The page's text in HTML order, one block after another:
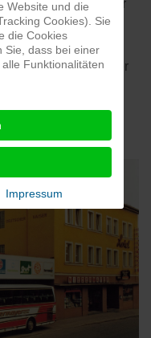
Niedermayer sogar
Staatsbürgerschaft.
Landesverband
war er ein wertvoller
nachfolgende
Branche.
Website und die
Cookies). Sie
die Cookies
Sie, dass bei einer
Funktionalitäten
Impressum